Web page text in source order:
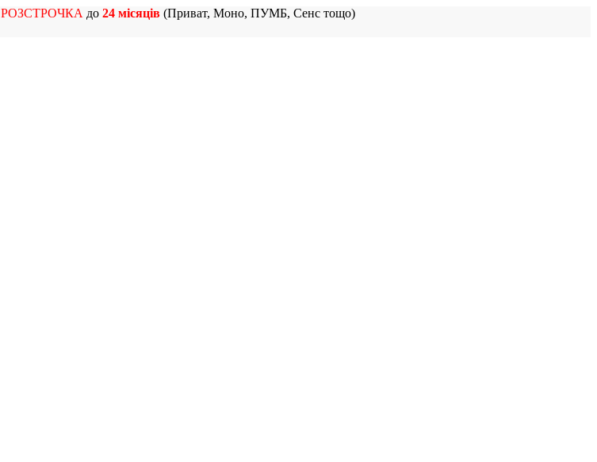
РОЗСТРОЧКА до 24 місяців(Приват, Моно, ПУМБ, Сенс тощо)